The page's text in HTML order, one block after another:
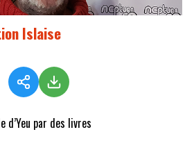
Islaise
d’Yeu par des livres